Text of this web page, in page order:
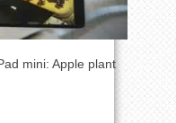
mini: Apple plant